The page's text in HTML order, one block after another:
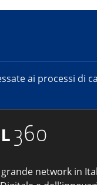
ai processi di
network in